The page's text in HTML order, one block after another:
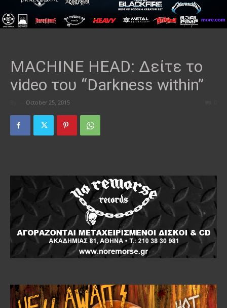
MACHINE HEAD: Δείτε το
video του “Darkness within”
October 25, 2015